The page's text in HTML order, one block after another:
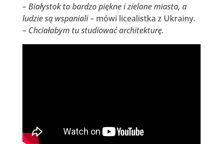
– Białystok to bardzo piękne i zielone miasto, a
ludzie są wspaniali– mówi licealistka z Ukrainy.
– Chciałabym tu studiować architekturę.